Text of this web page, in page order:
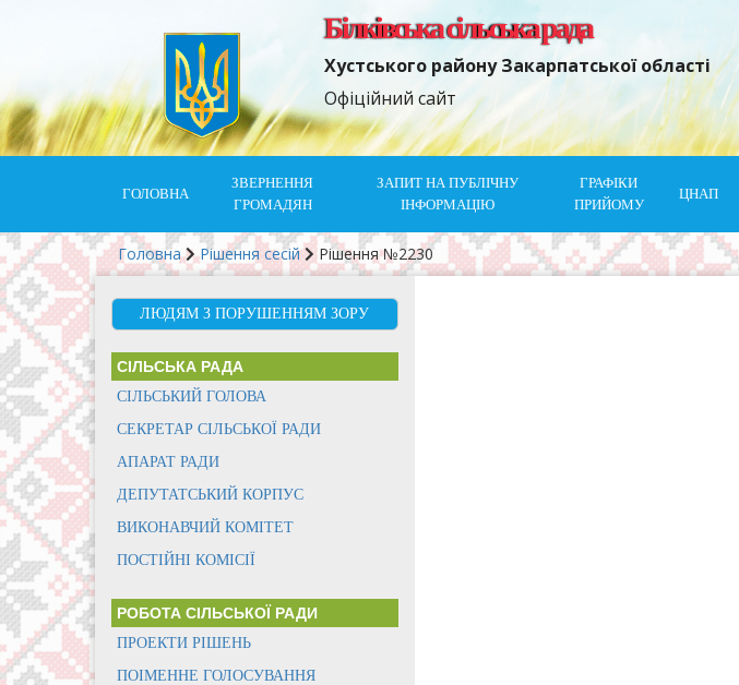
Білківська сільська рада
Хустського району Закарпатської області
Офіційний сайт
ГОЛОВНА
ЗВЕРНЕННЯ
ГРОМАДЯН
ЗАПИТ НА ПУБЛІЧНУ
ІНФОРМАЦІЮ
ГРАФІКИ
ПРИЙОМУ
ЦНАП
Головна Рішення сесій Рішення №2230
ЛЮДЯМ З ПОРУШЕННЯМ ЗОРУ
СІЛЬСЬКА РАДА
СІЛЬСЬКИЙ ГОЛОВА
СЕКРЕТАР СІЛЬСЬКОЇ РАДИ
АПАРАТ РАДИ
ДЕПУТАТСЬКИЙ КОРПУС
ВИКОНАВЧИЙ КОМІТЕТ
ПОСТІЙНІ КОМІСІЇ
РОБОТА СІЛЬСЬКОЇ РАДИ
ПРОЕКТИ РІШЕНЬ
ПОІМЕННЕ ГОЛОСУВАННЯ